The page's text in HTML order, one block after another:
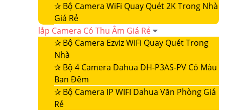
✰ Bộ Camera WiFi Quay Quét 2K Trong Nhà
Giá Rẻ
lắp Camera Có Thu Âm Giá Rẻ
✰ Bộ Camera Ezviz WiFi Quay Quét Trong
Nhà
✰ Bộ 4 Camera Dahua DH-P3AS-PV Có Màu
Ban Đêm
✰ Bộ Camera IP WIFI Dahua Văn Phòng Giá
Rẻ